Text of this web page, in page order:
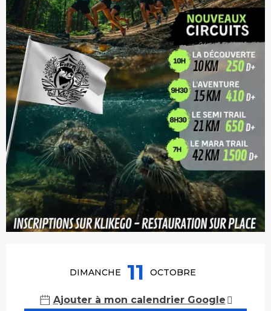
DIMANCHE 11 OCTOBRE
Ajouter à mon calendrier Google